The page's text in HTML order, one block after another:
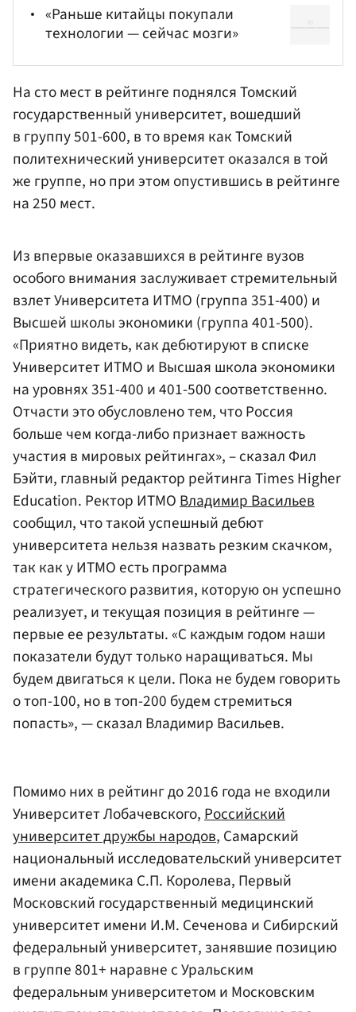
«Раньше китайцы покупали
технологии — сейчас мозги»
На сто мест в рейтинге поднялся Томский
государственный университет, вошедший
в группу 501-600, в то время какТомский
политехнический университетоказался в той
же группе, но при этом опустившись в рейтинге
на 250 мест.
Из впервые оказавшихся в рейтинге вузов
особого внимания заслуживает стремительный
взлет Университета ИТМО (группа 351-400) и
Высшей школы экономики (группа 401-500).
«Приятно видеть, как дебютируют в списке
Университет ИТМО и Высшая школа экономики
на уровнях 351-400 и 401-500 соответственно.
Отчасти это обусловлено тем, что Россия
больше чем когда-либо признает важность
участия в мировых рейтингах», – сказал Фил
Бэйти, главный редактор рейтинга Times Higher
Education. Ректор ИТМОВладимир Васильев
сообщил, что такой успешный дебют
университета нельзя назвать резким скачком,
так как у ИТМО есть программа
стратегического развития, которую он успешно
реализует, и текущая позиция в рейтинге —
первые ее результаты. «С каждым годом наши
показатели будут только наращиваться. Мы
будем двигаться к цели. Пока не будем говорить
о топ-100, но в топ-200 будем стремиться
попасть», — сказал Владимир Васильев.
Помимо них в рейтинг до 2016 года не входили
Университет Лобачевского,Российский
университет дружбы народов, Самарский
национальный исследовательский университет
имени академика С.П. Королева, Первый
Московский государственный медицинский
университет имени И.М. Сеченова и Сибирский
федеральный университет, занявшие позицию
в группе 801+ наравне с Уральским
федеральным университетом и Московским